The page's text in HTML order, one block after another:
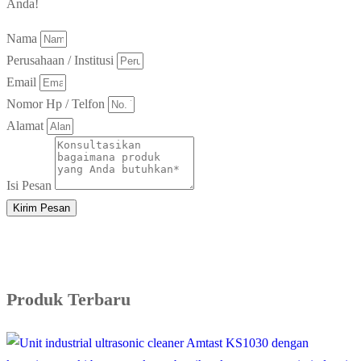
Anda!
Nama
Perusahaan / Institusi
Email
Nomor Hp / Telfon
Alamat
Isi Pesan
Kirim Pesan
Produk Terbaru